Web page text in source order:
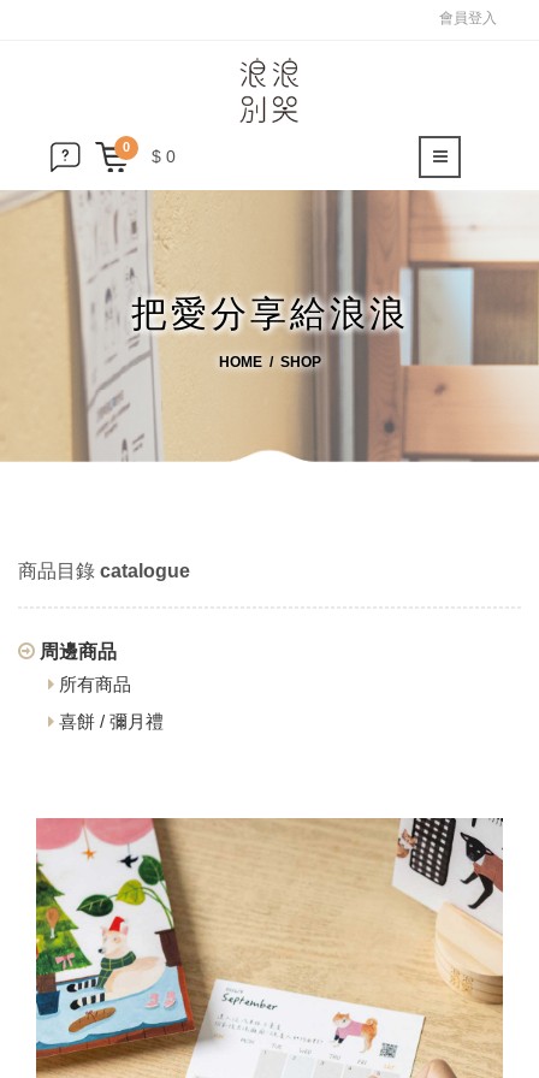
會員登入
0 $ 0
把愛分享給浪浪
HOME SHOP
商品目錄 catalogue
周邊商品
所有商品
喜餅 / 彌月禮